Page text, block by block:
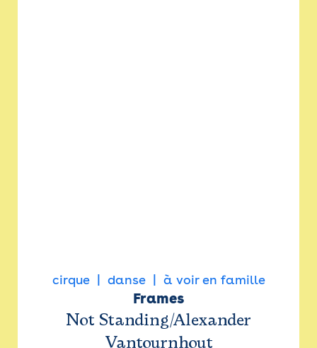
cirque danse à voir en famille
Frames
Not Standing/Alexander
Vantournhout